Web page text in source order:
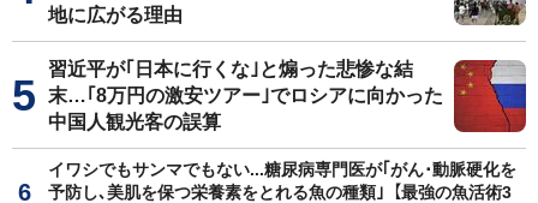
地に広がる理由
習近平が｢日本に行くな｣と煽った悲惨な結
末…｢8万円の激安ツアー｣でロシアに向かった
中国人観光客の誤算
イワシでもサンマでもない...糖尿病専門医が｢がん･動脈硬化を
予防し､美肌を保つ栄養素をとれる魚の種類｣【最強の魚活術3